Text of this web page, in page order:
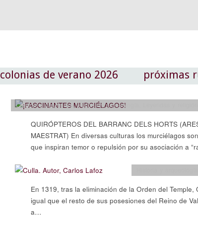
colonias de verano 2026 próximas
Ciencia y naturaleza ,Historia y arqueología
QUIRÓPTEROS DEL BARRANC DELS HORTS
MAESTRAT) En diversas culturas los murciélagos
que inspiran temor o repulsión por su asociación a
En 1319, tras la eliminación de la Orden del Temple,
igual que el resto de sus posesiones del Reino de
a…